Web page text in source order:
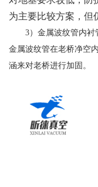
为主要比较方案，但
3）金属波纹管内
金属波纹管在老桥净空
涵来对老桥进行加固。